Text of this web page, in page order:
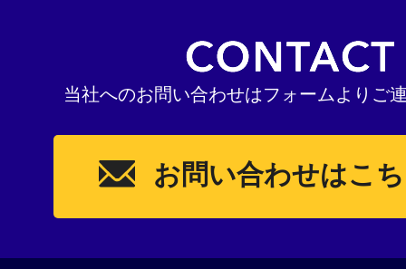
当社へのお問い合わせはフォームよりご
お問い合わせはこ